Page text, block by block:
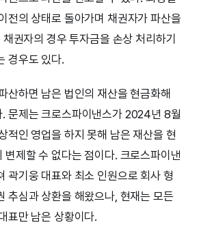
전의 상태로 돌아가며 채권자가 파산을
권자의 경우 투자금을 손상 처리하기
경우도 있다.
산하면 남은 법인의 재산을 현금화해
. 문제는 크로스파이낸스가 2024년 8월
적인 영업을 하지 못해 남은 재산을 현
변제할 수 없다는 점이다. 크로스파이낸
곽기웅 대표와 최소 인원으로 회사 형
추심과 상환을 해왔으나, 현재는 모든
표만 남은 상황이다.